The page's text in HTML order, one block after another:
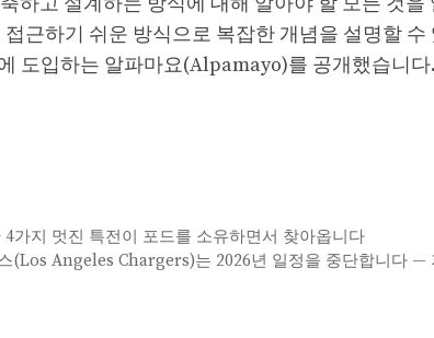
근하기 쉬운 방식으로 복잡한 개념을 설명할
도입하는 알파마요(Alpamayo)를 공개했습니다.
가지 멋진 특전이 포드를 소유하면서 찾아옵니다
(Los Angeles Chargers)는 2026년 일정을 중단합니다